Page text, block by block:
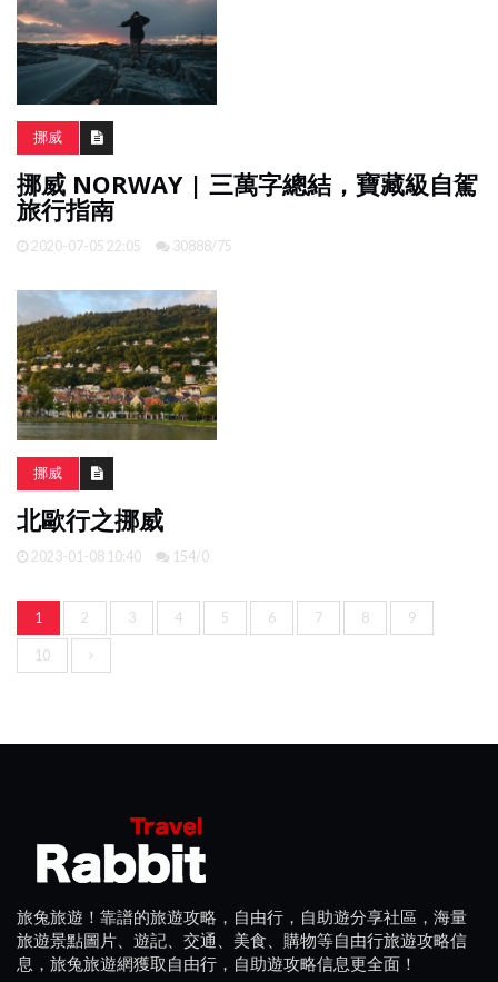
挪威
挪威 NORWAY | 三萬字總結，寶藏級自駕
旅行指南
2020-07-05 22:05 30888/75
挪威
北歐行之挪威
2023-01-08 10:40 154/0
1 2 3 4 5 6 7 8 9
10
旅兔旅遊！靠譜的旅遊攻略，自由行，自助遊分享社區，海量
旅遊景點圖片、遊記、交通、美食、購物等自由行旅遊攻略信
息，旅兔旅遊網獲取自由行，自助遊攻略信息更全面！